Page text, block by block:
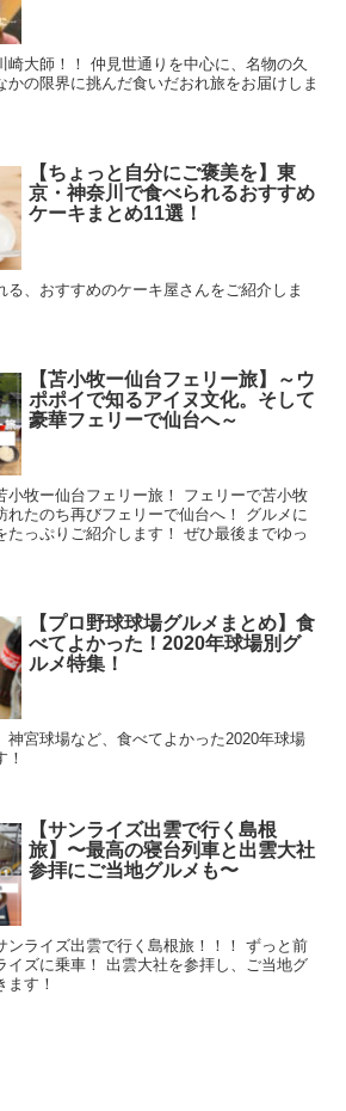
崎大師！！ 仲見世通りを中心に、名物の久
かの限界に挑んだ食いだおれ旅をお届けしま
【ちょっと自分にご褒美を】東
京・神奈川で食べられるおすすめ
ケーキまとめ11選！
る、おすすめのケーキ屋さんをご紹介しま
【苫小牧ー仙台フェリー旅】～ウ
ポポイで知るアイヌ文化。そして
豪華フェリーで仙台へ～
牧ー仙台フェリー旅！ フェリーで苫小牧
れたのち再びフェリーで仙台へ！ グルメに
たっぷりご紹介します！ ぜひ最後までゆっ
【プロ野球球場グルメまとめ】食
べてよかった！2020年球場別グ
ルメ特集！
神宮球場など、食べてよかった2020年球場
！
【サンライズ出雲で行く島根
旅】〜最高の寝台列車と出雲大社
参拝にご当地グルメも〜
ライズ出雲で行く島根旅！！！ ずっと前
イズに乗車！ 出雲大社を参拝し、ご当地グ
ます！